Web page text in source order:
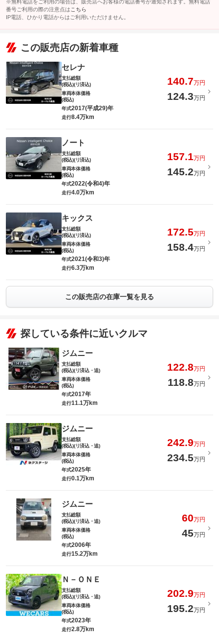
※無料電話をご利用の場合は、販売店へお客様の電話番号が通知されます。無料電話
番号ご利用の際の注意点は こちら
IP電話、ひかり電話からはご利用いただけません。
この販売店の新着車種
セレナ
支払総額
(税込)(リ済込)
140.7万円
車両本体価格
(税込)
124.3万円
年式2017(平成29)年
走行8.4万km
ノート
支払総額
(税込)(リ済込)
157.1万円
車両本体価格
(税込)
145.2万円
年式2022(令和4)年
走行4.0万km
キックス
支払総額
(税込)(リ済込)
172.5万円
車両本体価格
(税込)
158.4万円
年式2021(令和3)年
走行6.3万km
この販売店の在庫一覧を見る
探している条件に近いクルマ
ジムニー
支払総額
(税込)(リ済込・追)
122.8万円
車両本体価格
(税込)
118.8万円
年式2017年
走行11.1万km
ジムニー
支払総額
(税込)(リ済込・追)
242.9万円
車両本体価格
(税込)
234.5万円
年式2025年
走行0.1万km
ジムニー
支払総額
(税込)(リ済込・追)
60万円
車両本体価格
(税込)
45万円
年式2006年
走行15.2万km
Ｎ－ＯＮＥ
支払総額
(税込)(リ済込・追)
202.9万円
車両本体価格
(税込)
195.2万円
年式2023年
走行2.8万km